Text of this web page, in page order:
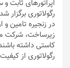
اپراتورهای ثابت
رگولاتوری
در زنجیره تامین
زیرساخت، شرکت
کاستی داشته
رگولاتوری از